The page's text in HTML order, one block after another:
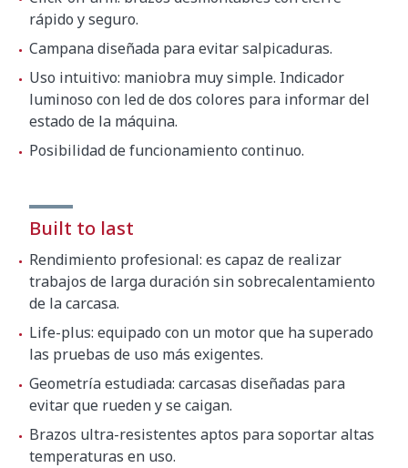
rápido y seguro.
Campana diseñada para evitar salpicaduras.
Uso intuitivo: maniobra muy simple. Indicador
luminoso con led de dos colores para informar del
estado de la máquina.
Posibilidad de funcionamiento continuo.
Built to last
Rendimiento profesional: es capaz de realizar
trabajos de larga duración sin sobrecalentamiento
de la carcasa.
Life-plus: equipado con un motor que ha superado
las pruebas de uso más exigentes.
Geometría estudiada: carcasas diseñadas para
evitar que rueden y se caigan.
Brazos ultra-resistentes aptos para soportar altas
temperaturas en uso.